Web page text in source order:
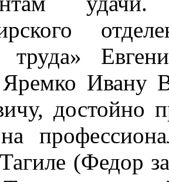
труда»
Ивану
достойно
(Федор